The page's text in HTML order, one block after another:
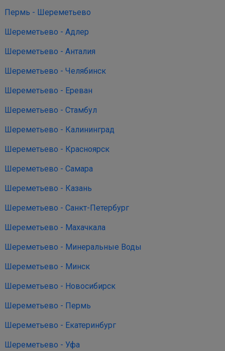
Пермь - Шереметьево
Шереметьево - Адлер
Шереметьево - Анталия
Шереметьево - Челябинск
Шереметьево - Ереван
Шереметьево - Стамбул
Шереметьево - Калининград
Шереметьево - Красноярск
Шереметьево - Самара
Шереметьево - Казань
Шереметьево - Санкт-Петербург
Шереметьево - Махачкала
Шереметьево - Минеральные Воды
Шереметьево - Минск
Шереметьево - Новосибирск
Шереметьево - Пермь
Шереметьево - Екатеринбург
Шереметьево - Уфа